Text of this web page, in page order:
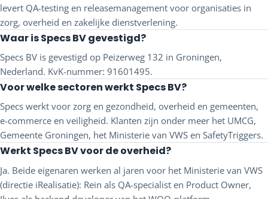
levert QA-testing en releasemanagement voor organisaties in
zorg, overheid en zakelijke dienstverlening.
Waar is Specs BV gevestigd?
Specs BV is gevestigd op Peizerweg 132 in Groningen,
Nederland. KvK-nummer: 91601495.
Voor welke sectoren werkt Specs BV?
Specs werkt voor zorg en gezondheid, overheid en gemeenten,
e-commerce en veiligheid. Klanten zijn onder meer het UMCG,
Gemeente Groningen, het Ministerie van VWS en SafetyTriggers.
Werkt Specs BV voor de overheid?
Ja. Beide eigenaren werken al jaren voor het Ministerie van VWS
(directie iRealisatie): Rein als QA-specialist en Product Owner,